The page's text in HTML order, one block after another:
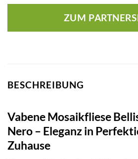
ZUM
BESCHREIBUNG
Vabene Mosaikfliese
Nero – Eleganz in
Zuhause